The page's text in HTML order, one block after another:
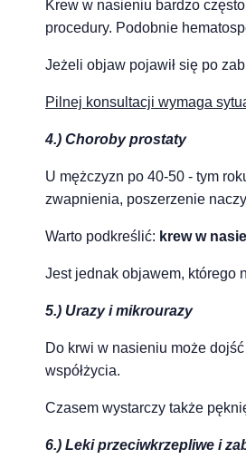
Krew w nasieniu bardzo
procedury. Podobnie
Jeżeli objaw pojawił się po
Pilnej konsultacji wymaga
4.) Choroby prostaty
U mężczyzn po 40-50 - tym
zwapnienia, poszerzenie
Warto podkreślić: krew w
Jest jednak objawem, którego
5.) Urazy i mikrourazy
Do krwi w nasieniu może
współżycia.
Czasem wystarczy także
6.) Leki przeciwkrzepliwe i